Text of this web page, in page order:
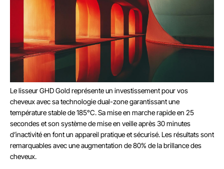
Le lisseur GHD Gold représente un investissement pour vos
cheveux avec sa technologie dual-zone garantissant une
température stable de 185°C. Sa mise en marche rapide en 25
secondes et son système de mise en veille après 30 minutes
d’inactivité en font un appareil pratique et sécurisé. Les résultats sont
remarquables avec une augmentation de 80% de la brillance des
cheveux.